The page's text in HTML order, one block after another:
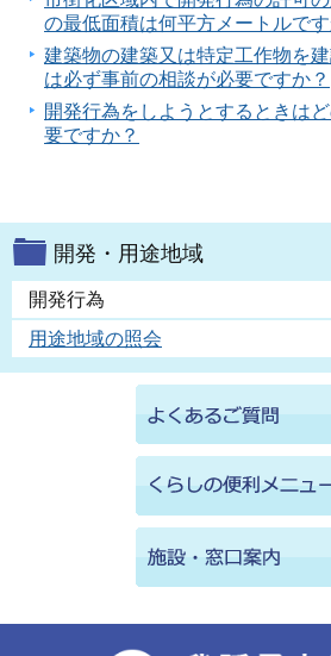
の最低面積は何平方メートルです
建築物の建築又は特定工作物を
は必ず事前の相談が必要ですか？
開発行為をしようとするときは
要ですか？
開発・用途地域
開発行為
用途地域の照会